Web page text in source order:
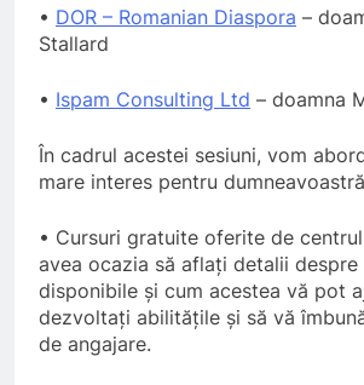
• DOR – Romanian Diaspora –
Stallard
• Ispam Consulting Ltd – doamna
În cadrul acestei sesiuni, vom
mare interes pentru
• Cursuri gratuite oferite de
avea ocazia să aflați detalii despre
disponibile și cum acestea vă pot
dezvoltați abilitățile și să vă
de angajare.